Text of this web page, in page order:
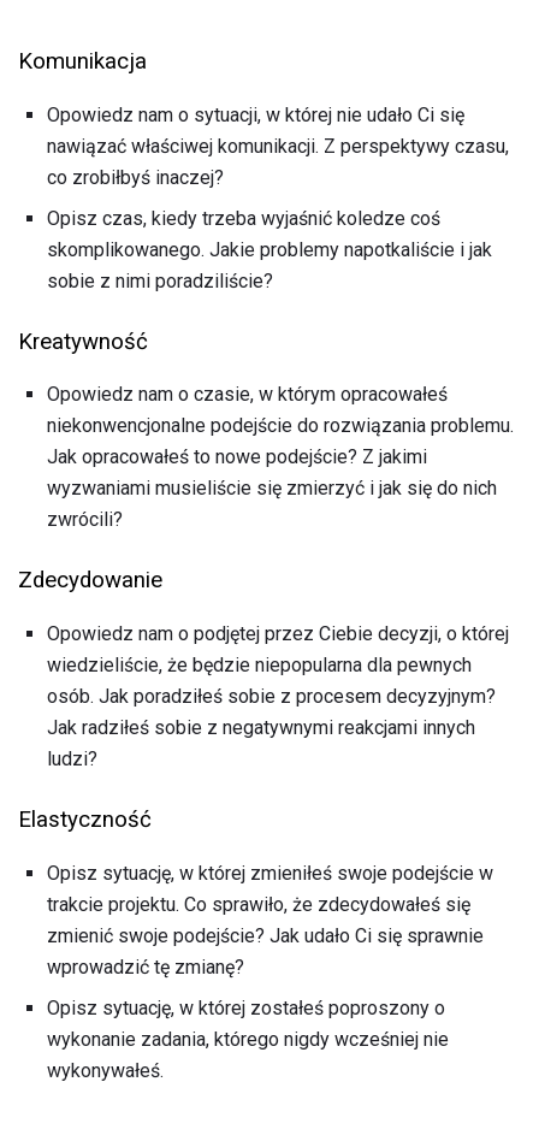
Komunikacja
Opowiedz nam o sytuacji, w której nie udało Ci się
nawiązać właściwej komunikacji. Z perspektywy czasu,
co zrobiłbyś inaczej?
Opisz czas, kiedy trzeba wyjaśnić koledze coś
skomplikowanego. Jakie problemy napotkaliście i jak
sobie z nimi poradziliście?
Kreatywność
Opowiedz nam o czasie, w którym opracowałeś
niekonwencjonalne podejście do rozwiązania problemu.
Jak opracowałeś to nowe podejście? Z jakimi
wyzwaniami musieliście się zmierzyć i jak się do nich
zwrócili?
Zdecydowanie
Opowiedz nam o podjętej przez Ciebie decyzji, o której
wiedzieliście, że będzie niepopularna dla pewnych
osób. Jak poradziłeś sobie z procesem decyzyjnym?
Jak radziłeś sobie z negatywnymi reakcjami innych
ludzi?
Elastyczność
Opisz sytuację, w której zmieniłeś swoje podejście w
trakcie projektu. Co sprawiło, że zdecydowałeś się
zmienić swoje podejście? Jak udało Ci się sprawnie
wprowadzić tę zmianę?
Opisz sytuację, w której zostałeś poproszony o
wykonanie zadania, którego nigdy wcześniej nie
wykonywałeś.